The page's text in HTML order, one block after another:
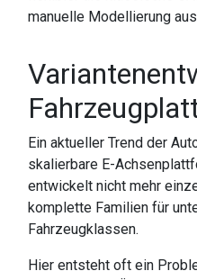
manuelle Modellierung
Ein aktueller Trend der
skalierbare E-
entwickelt nicht mehr
komplette Familien für
Fahrzeugklassen.
Hier entsteht oft ein